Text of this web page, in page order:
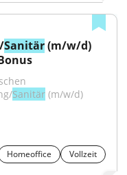
Sanitär (m/w/d)
Sanitär (m/w/d)
Homeoffice
Vollzeit